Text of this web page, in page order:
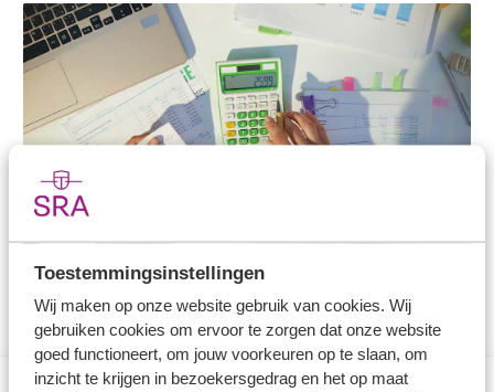
Toestemmingsinstellingen
Wij maken op onze website gebruik van cookies. Wij
gebruiken cookies om ervoor te zorgen dat onze website
goed functioneert, om jouw voorkeuren op te slaan, om
inzicht te krijgen in bezoekersgedrag en het op maat